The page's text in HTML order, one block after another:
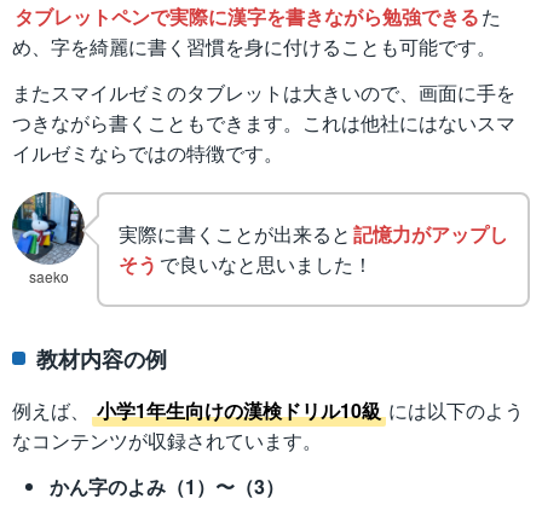
タブレットペンで実際に漢字を書きながら勉強できるた
め、字を綺麗に書く習慣を身に付けることも可能です。
またスマイルゼミのタブレットは大きいので、画面に手を
つきながら書くこともできます。これは他社にはないスマ
イルゼミならではの特徴です。
saeko
実際に書くことが出来ると 記憶力がアップし
そう で良いなと思いました！
教材内容の例
例えば、 小学1年生向けの漢検ドリル10級 には以下のよう
なコンテンツが収録されています。
かん字のよみ（1）〜（3）